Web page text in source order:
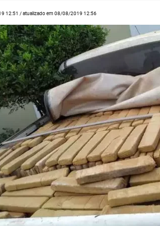
12:51 / atualizado em 08/08/2019 12:56